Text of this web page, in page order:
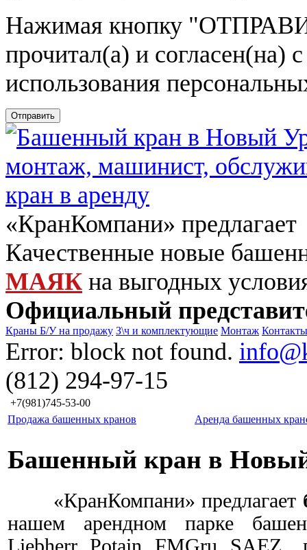
Нажимая кнопку
прочитал(а) и согласен(на)
использования
Отправить
«КранКомпани» предлагает
Качественные новые
МАЯК на выгодных
Официальный
Краны Б/У на продажу З\ч и комплектующие Монтаж Контакты
Error: block not found.
(812) 294-97-15
+7(981)745-53-00
Продажа башенных кранов
Аренда башенных
Башенный кран в
«КранКомпани» предлагает
нашем арендном парке
Liebherr, Potain, FMGru, SAEZ ,